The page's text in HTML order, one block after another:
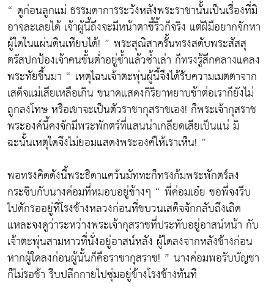
“ ดูก่อนลูกแม่ ธรรมดาการระวังหลังพระราชานั้นเป็นเรื่องที่มิ
อาจละเลยได้ เจ้าผู้นี้ถึงจะมีหน้าตาขี้ริ้วก็จริง แต่ฝีมือยากจักหา
ผู้ใดในแผ่นดินเทียบได้! ” พระสุณิสาครั้นทรงสดับพระสัสสุ
ตรัสปกป้องเจ้าคนชั้นต่ำอยู่ซ้ำแล้วซ้ำเล่า ก็ทรงรู้สึกคลางแคลง
พระทัยขึ้นมา “ เหตุไฉนเจ้าตะพุ่นผู้นี้จึงได้รับความเมตตาจาก
เสด็จแม่เสียเหลือเกิน ขนาดแสดงกิริยาหยาบช้าต่อเราก็ยังไม่
ถูกลงโทษ หรือเขาจะเป็นตัวราชากุสราชเอง! ก็พระเจ้ากุสราช
พระองค์นี้คงจักมีพระพักตร์ที่แสนน่าเกลียดเสียเป็นแน่ มิ
ฉะนั้นเหตุใดจึงไม่ยอมแสดงพระองค์ให้เราเห็น! ”
พอทรงคิดดังนี้พระธิดาแคว้นมัททะก็ทรงก้มพระพักตร์ลง
กระซิบกับนางค่อมที่หมอบอยู่ข้างๆ “ พี่ค่อมเอ๋ย ขอพี่จงรีบ
ไปดักรออยู่ที่โรงช้างหลวงก่อนที่ขบวนเสด็จจักกลับถึงเถิด
แหละจงดูว่าระหว่างพระเจ้ากุสราชที่ประทับอยู่อาสน์หน้า กับ
เจ้าตะพุ่นสามหาวที่นั่งอยู่อาสน์หลัง ผู้ใดลงจากหลังช้างก่อน
หากผู้ใดลงก่อนผู้นั้นก็คือราชากุสราช! ” นางค่อมพอรับบัญชา
ก็ไม่รอช้า รีบปลีกกายไปซุ่มอยู่ข้างโรงช้างทันที